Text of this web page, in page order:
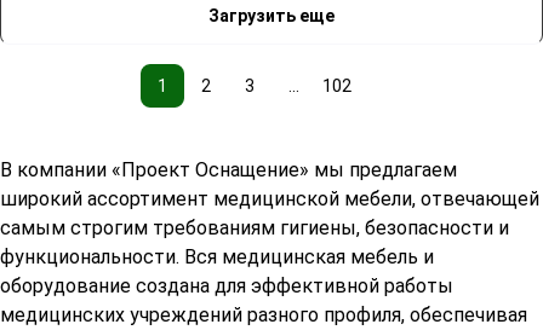
Загрузить еще
1 2 3 ... 102
В компании «Проект Оснащение» мы предлагаем
широкий ассортимент медицинской мебели, отвечающей
самым строгим требованиям гигиены, безопасности и
функциональности. Вся медицинская мебель и
оборудование создана для эффективной работы
медицинских учреждений разного профиля, обеспечивая